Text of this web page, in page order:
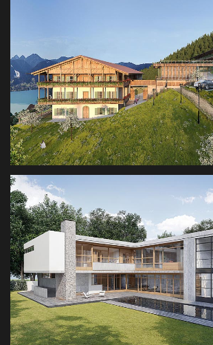
HOTEL WESTERHOF
3D VISUALISIERUNG HOTEL